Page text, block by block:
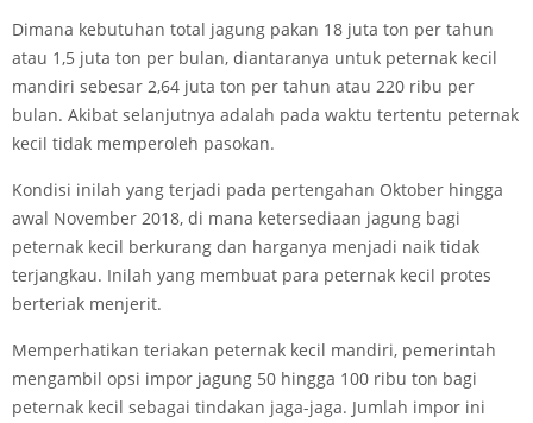
Dimana kebutuhan total jagung pakan 18 juta ton per tahun
atau 1,5 juta ton per bulan, diantaranya untuk peternak kecil
mandiri sebesar 2,64 juta ton per tahun atau 220 ribu per
bulan. Akibat selanjutnya adalah pada waktu tertentu peternak
kecil tidak memperoleh pasokan.
Kondisi inilah yang terjadi pada pertengahan Oktober hingga
awal November 2018, di mana ketersediaan jagung bagi
peternak kecil berkurang dan harganya menjadi naik tidak
terjangkau. Inilah yang membuat para peternak kecil protes
berteriak menjerit.
Memperhatikan teriakan peternak kecil mandiri, pemerintah
mengambil opsi impor jagung 50 hingga 100 ribu ton bagi
peternak kecil sebagai tindakan jaga-jaga. Jumlah impor ini